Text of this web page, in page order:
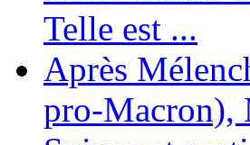
Telle est ...
Après
pro-Macron),